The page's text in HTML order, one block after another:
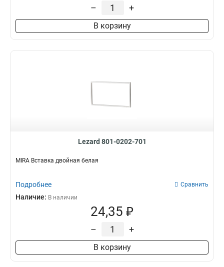
– +
В корзину
Lezard 801-0202-701
MIRA Вставка двойная белая
Подробнее Сравнить
Наличие: В наличии
24,35 ₽
– +
В корзину